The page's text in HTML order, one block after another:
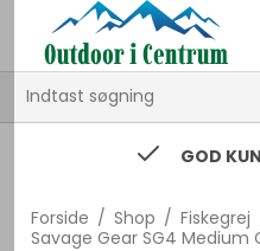
GOD
Forside / Shop / Fiskegrej
Savage Gear SG4 Medium